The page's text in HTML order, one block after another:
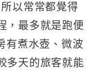
以常常都覺得
，最多就是跑便
有煮水壺、微波
多天的旅客就能